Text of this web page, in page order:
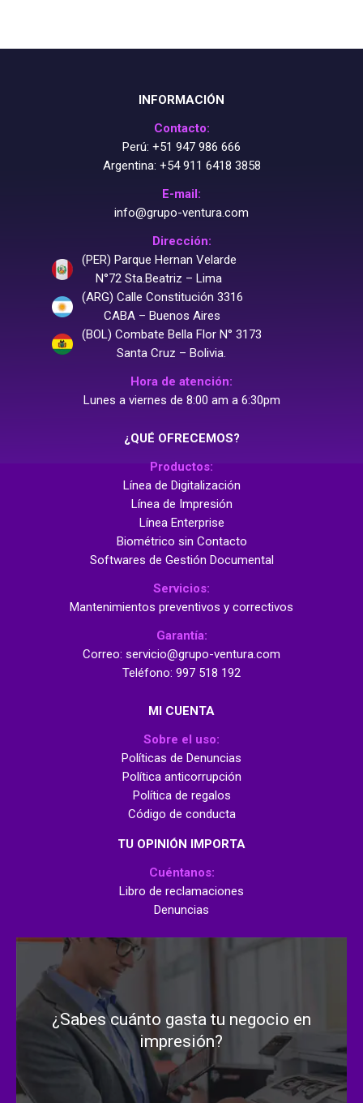
INFORMACIÓN
Contacto:
Perú: +51 947 986 666
Argentina: +54 911 6418 3858
E-mail:
info@grupo-ventura.com
Dirección:
(PER) Parque Hernan Velarde
N°72 Sta.Beatriz – Lima
(ARG) Calle Constitución 3316
CABA – Buenos Aires
(BOL) Combate Bella Flor N° 3173
Santa Cruz – Bolivia.
Hora de atención:
Lunes a viernes de 8:00 am a 6:30pm
¿QUÉ OFRECEMOS?
Productos:
Línea de Digitalización
Línea de Impresión
Línea Enterprise
Biométrico sin Contacto
Softwares de Gestión Documental
Servicios:
Mantenimientos preventivos y correctivos
Garantía:
Correo: servicio@grupo-ventura.com
Teléfono: 997 518 192
MI CUENTA
Sobre el uso:
Políticas de Denuncias
Política anticorrupción
Política de regalos
Código de conducta
TU OPINIÓN IMPORTA
Cuéntanos:
Libro de reclamaciones
Denuncias
¿Sabes cuánto gasta tu negocio en
impresión?